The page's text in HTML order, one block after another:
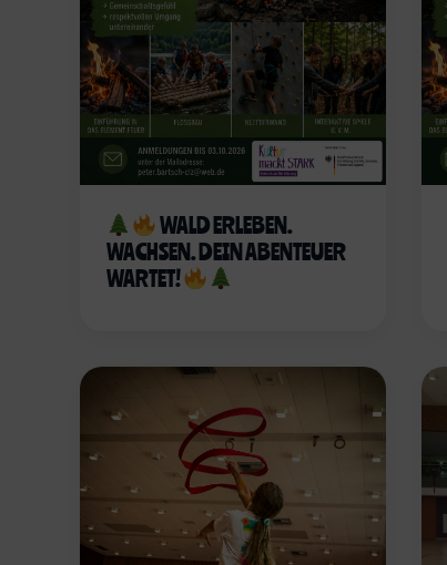
WALD ERLEBEN.
WACHSEN. DEIN ABENTEUER
WARTET!